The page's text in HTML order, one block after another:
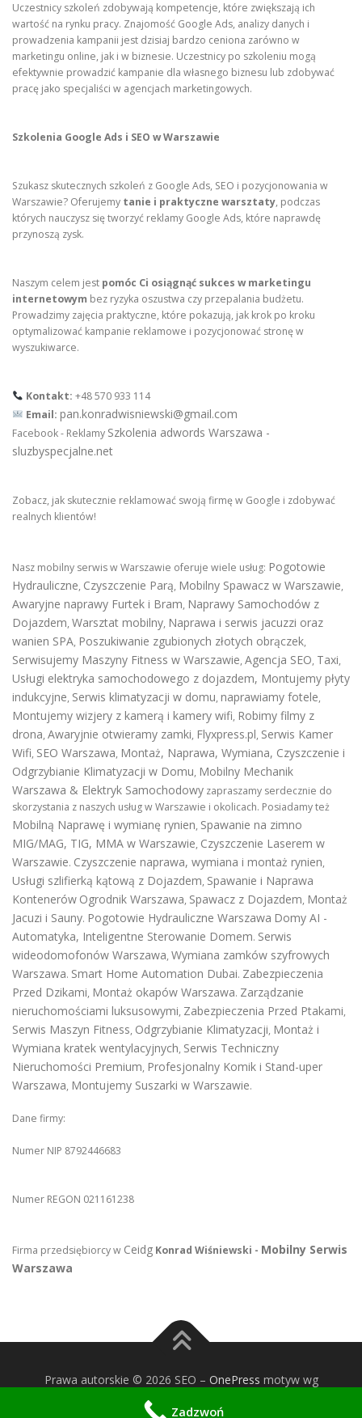
Uczestnicy szkoleń zdobywają kompetencje, które zwiększają ich
wartość na rynku pracy. Znajomość Google Ads, analizy danych i
prowadzenia kampanii jest dzisiaj bardzo ceniona zarówno w
marketingu online, jak i w biznesie. Uczestnicy po szkoleniu mogą
efektywnie prowadzić kampanie dla własnego biznesu lub zdobywać
pracę jako specjaliści w agencjach marketingowych.
Szkolenia Google Ads i SEO w Warszawie
Szukasz skutecznych szkoleń z Google Ads, SEO i pozycjonowania w
Warszawie? Oferujemy tanie i praktyczne warsztaty, podczas
których nauczysz się tworzyć reklamy Google Ads, które naprawdę
przynoszą zysk.
Naszym celem jest pomóc Ci osiągnąć sukces w marketingu
internetowym bez ryzyka oszustwa czy przepalania budżetu.
Prowadzimy zajęcia praktyczne, które pokazują, jak krok po kroku
optymalizować kampanie reklamowe i pozycjonować stronę w
wyszukiwarce.
Kontakt: +48 570 933 114
Email: pan.konradwisniewski@gmail.com
Facebook - Reklamy Szkolenia adwords Warszawa -
sluzbyspecjalne.net
Zobacz, jak skutecznie reklamować swoją firmę w Google i zdobywać
realnych klientów!
Nasz mobilny serwis w Warszawie oferuje wiele usług: Pogotowie
Hydrauliczne, Czyszczenie Parą, Mobilny Spawacz w Warszawie,
Awaryjne naprawy Furtek i Bram, Naprawy Samochodów z
Dojazdem, Warsztat mobilny, Naprawa i serwis jacuzzi oraz
wanien SPA, Poszukiwanie zgubionych złotych obrączek,
Serwisujemy Maszyny Fitness w Warszawie, Agencja SEO, Taxi,
Usługi elektryka samochodowego z dojazdem, Montujemy płyty
indukcyjne, Serwis klimatyzacji w domu, naprawiamy fotele,
Montujemy wizjery z kamerą i kamery wifi, Robimy filmy z
drona, Awaryjnie otwieramy zamki, Flyxpress.pl, Serwis Kamer
Wifi, SEO Warszawa, Montaż, Naprawa, Wymiana, Czyszczenie i
Odgrzybianie Klimatyzacji w Domu, Mobilny Mechanik
Warszawa & Elektryk Samochodowy zapraszamy serdecznie do
skorzystania z naszych usług w Warszawie i okolicach. Posiadamy też
Mobilną Naprawę i wymianę rynien, Spawanie na zimno
MIG/MAG, TIG, MMA w Warszawie, Czyszczenie Laserem w
Warszawie. Czyszczenie naprawa, wymiana i montaż rynien,
Usługi szlifierką kątową z Dojazdem, Spawanie i Naprawa
Kontenerów Ogrodnik Warszawa, Spawacz z Dojazdem, Montaż
Jacuzi i Sauny. Pogotowie Hydrauliczne Warszawa Domy AI -
Automatyka, Inteligentne Sterowanie Domem. Serwis
wideodomofonów Warszawa, Wymiana zamków szyfrowych
Warszawa. Smart Home Automation Dubai. Zabezpieczenia
Przed Dzikami, Montaż okapów Warszawa. Zarządzanie
nieruchomościami luksusowymi, Zabezpieczenia Przed Ptakami,
Serwis Maszyn Fitness, Odgrzybianie Klimatyzacji, Montaż i
Wymiana kratek wentylacyjnych, Serwis Techniczny
Nieruchomości Premium, Profesjonalny Komik i Stand-uper
Warszawa, Montujemy Suszarki w Warszawie.
Dane firmy:
Numer NIP 8792446683
Numer REGON 021161238
Firma przedsiębiorcy w Ceidg Konrad Wiśniewski - Mobilny Serwis
Warszawa
Prawa autorskie © 2026 SEO – OnePress motyw wg
FameThemes
Zadzwoń